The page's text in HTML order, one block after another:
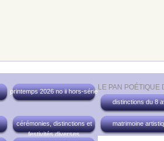
LE PAN POÉTIQUE
printemps 2026 no ii hors-série
distinctions du 8
cérémonies, distinctions et
festivités diverses
matrimoine